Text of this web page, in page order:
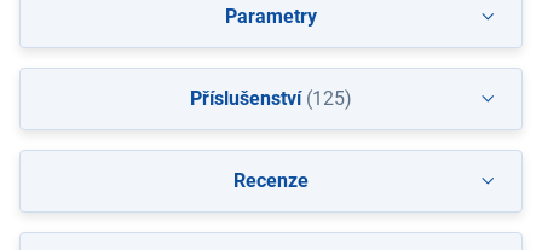
Parametry
Příslušenství(125)
Recenze